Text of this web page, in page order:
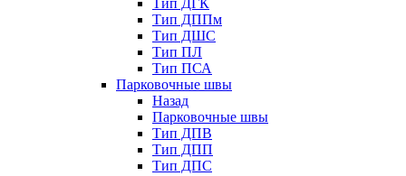
Тип ДГК
Тип ДППм
Тип ДШС
Тип ПЛ
Тип ПСА
Парковочные швы
Назад
Парковочные швы
Тип ДПВ
Тип ДПП
Тип ДПС